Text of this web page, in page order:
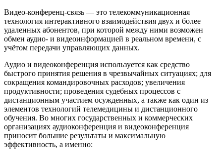
Видео-конференц-связь — это телекоммуникационная
технология интерактивного взаимодействия двух и более
удаленных абонентов, при которой между ними возможен
обмен аудио- и видеоинформацией в реальном времени, с
учётом передачи управляющих данных.
Аудио и видеоконференция используется как средство
быстрого принятия решения в чрезвычайных ситуациях; для
сокращения командировочных расходов; увеличения
продуктивности; проведения судебных процессов с
дистанционным участием осужденных, а также как один из
элементов технологий телемедицины и дистанционного
обучения. Во многих государственных и коммерческих
организациях аудиоконференция и видеоконференция
приносит большие результаты и максимальную
эффективность, а именно: